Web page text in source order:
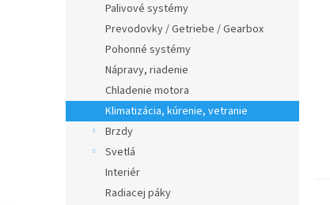
Palivové systémy
Prevodovky / Getriebe / Gearbox
Pohonné systémy
Nápravy, riadenie
Chladenie motora
Klimatizácia, kúrenie, vetranie
Brzdy
Svetlá
Interiér
Radiacej páky